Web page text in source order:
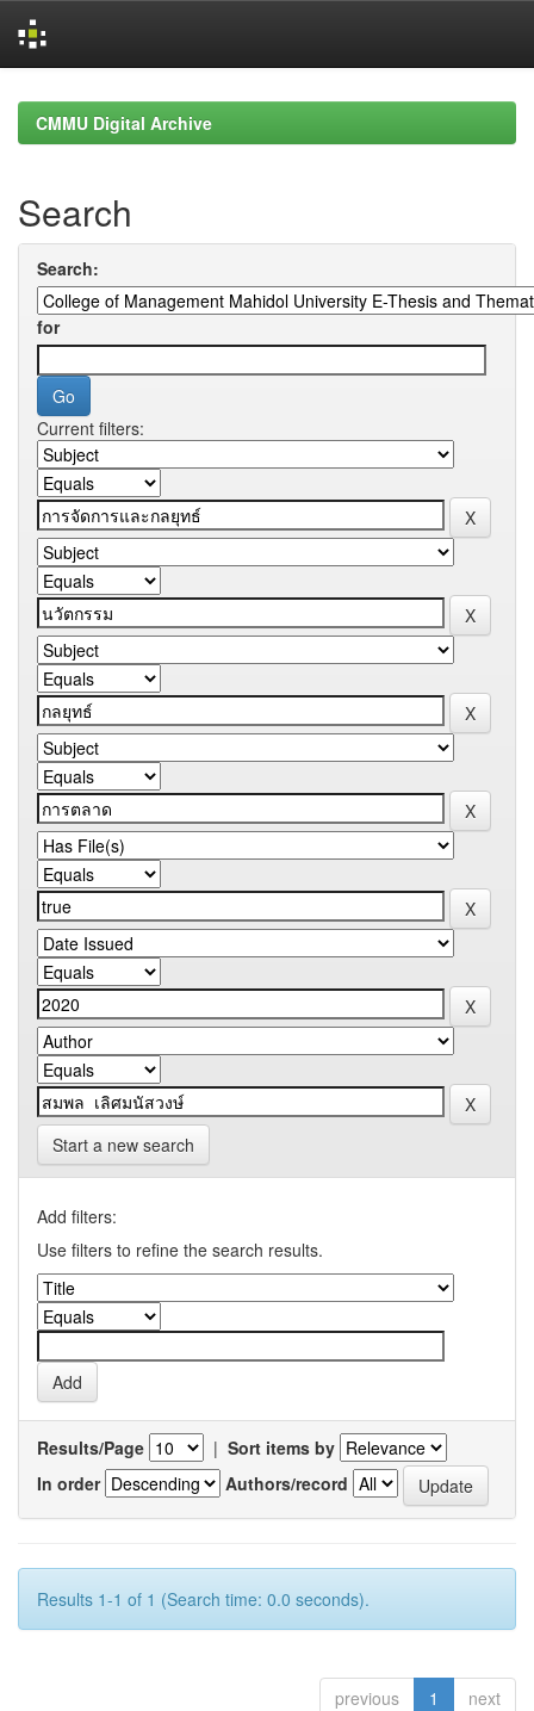
navigationCMMU Digital Archive
Search
Search:
for
Current filters:
Start a new search
Add filters:
Use filters to refine the search results.
Results/Page | Sort items by
In order
Authors/record
Results 1-1 of 1 (Search time: 0.0 seconds).
previous 1 next